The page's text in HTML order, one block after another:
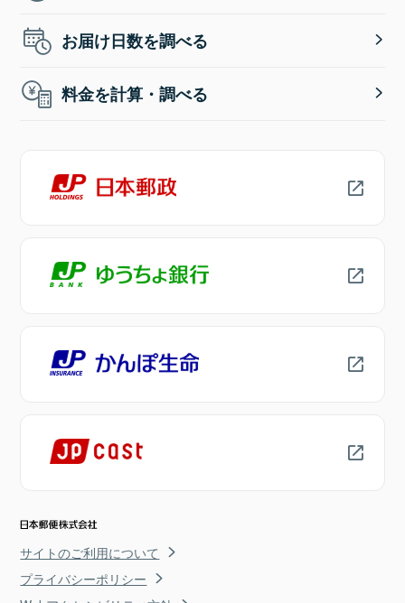
お届け日数を調べる
料金を計算・調べる
サイトのご利用について
プライバシーポリシー